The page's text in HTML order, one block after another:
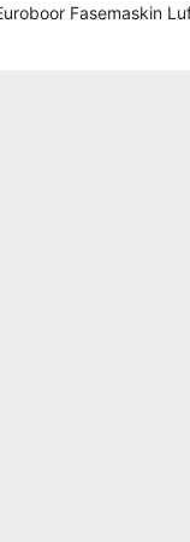
Fasemaskin